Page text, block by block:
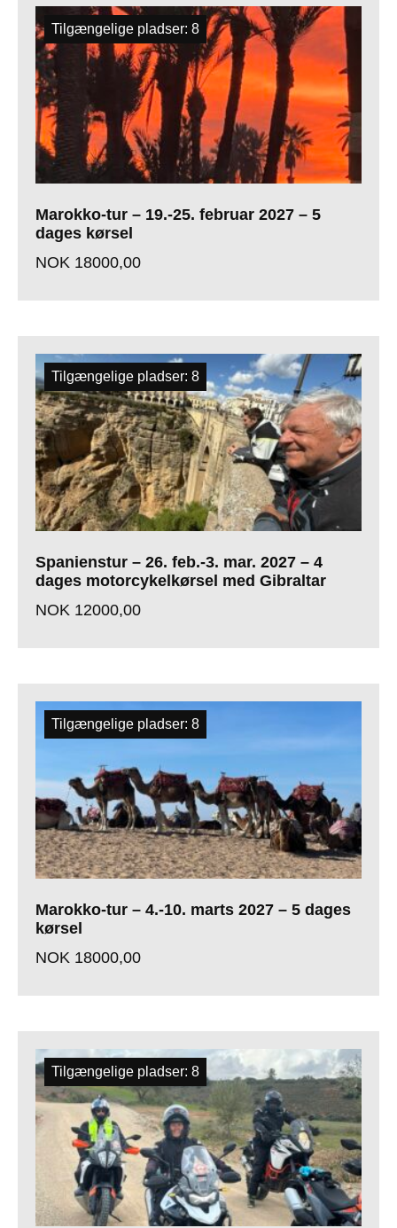
Marokko-tur – 19.-25. februar 2027 – 5
dages kørsel
NOK 18000,00
Tilgængelige pladser: 8
Spanienstur – 26. feb.-3. mar. 2027 – 4
dages motorcykelkørsel med Gibraltar
NOK 12000,00
Tilgængelige pladser: 8
Marokko-tur – 4.-10. marts 2027 – 5 dages
kørsel
NOK 18000,00
Tilgængelige pladser: 8
Tilgængelige pladser: 8